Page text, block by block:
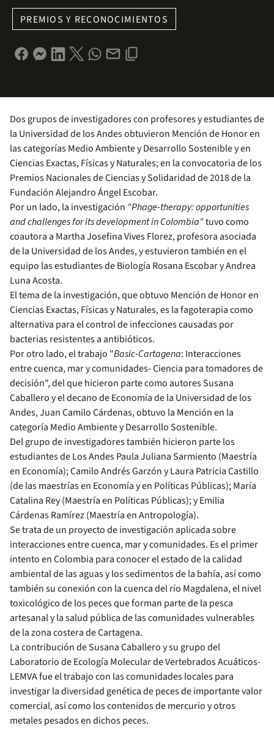
PREMIOS Y RECONOCIMIENTOS
Dos grupos de investigadores con profesores y estudiantes de
la Universidad de los Andes obtuvieron Mención de Honor en
las categorías Medio Ambiente y Desarrollo Sostenible y en
Ciencias Exactas, Físicas y Naturales; en la convocatoria de los
Premios Nacionales de Ciencias y Solidaridad de 2018 de la
Fundación Alejandro Ángel Escobar.
Por un lado, la investigación "Phage-therapy: opportunities
and challenges for its development in Colombia"tuvo como
coautora a Martha Josefina Vives Florez, profesora asociada
de la Universidad de los Andes, y estuvieron también en el
equipo las estudiantes de Biología Rosana Escobar y Andrea
Luna Acosta.
El tema de la investigación, que obtuvo Mención de Honor en
Ciencias Exactas, Físicas y Naturales, es la fagoterapia como
alternativa para el control de infecciones causadas por
bacterias resistentes a antibióticos.
Por otro lado, el trabajo "Basic-Cartagena: Interacciones
entre cuenca, mar y comunidades- Ciencia para tomadores de
decisión", del que hicieron parte como autores Susana
Caballero y el decano de Economía de la Universidad de los
Andes, Juan Camilo Cárdenas, obtuvo la Mención en la
categoría Medio Ambiente y Desarrollo Sostenible.
Del grupo de investigadores también hicieron parte los
estudiantes de Los Andes Paula Juliana Sarmiento (Maestría
en Economía); Camilo Andrés Garzón y Laura Patricia Castillo
(de las maestrías en Economía y en Políticas Públicas); María
Catalina Rey (Maestría en Políticas Públicas); y Emilia
Cárdenas Ramírez (Maestría en Antropología).
Se trata de un proyecto de investigación aplicada sobre
interacciones entre cuenca, mar y comunidades. Es el primer
intento en Colombia para conocer el estado de la calidad
ambiental de las aguas y los sedimentos de la bahía, así como
también su conexión con la cuenca del río Magdalena, el nivel
toxicológico de los peces que forman parte de la pesca
artesanal y la salud pública de las comunidades vulnerables
de la zona costera de Cartagena.
La contribución de Susana Caballero y su grupo del
Laboratorio de Ecología Molecular de Vertebrados Acuáticos-
LEMVA fue el trabajo con las comunidades locales para
investigar la diversidad genética de peces de importante valor
comercial, así como los contenidos de mercurio y otros
metales pesados en dichos peces.